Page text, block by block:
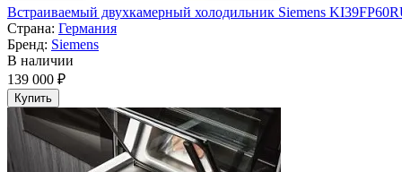
Встраиваемый двухкамерный холодильник Siemens
Страна: Германия
Бренд: Siemens
В наличии
139 000 ₽
Купить